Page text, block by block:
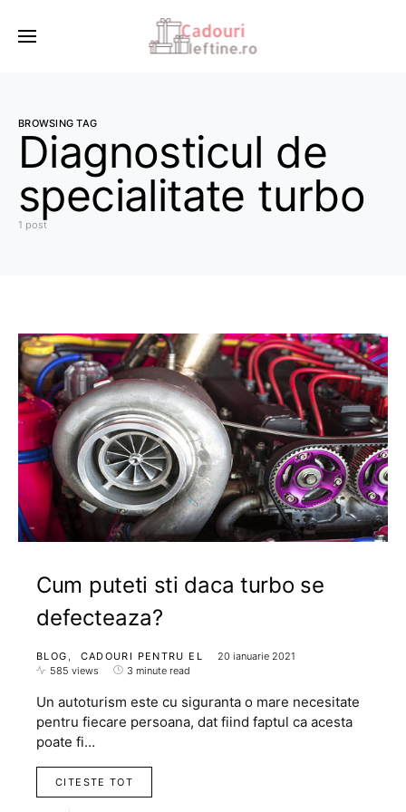
BROWSING TAG
Diagnosticul de
specialitate turbo
1 post
Cum puteti sti daca turbo se
defecteaza?
BLOG CADOURI PENTRU EL
20 ianuarie 2021
585 views
3 minute read
Un autoturism este cu siguranta o mare necesitate
pentru fiecare persoana, dat fiind faptul ca acesta
poate fi…
CITESTE TOT